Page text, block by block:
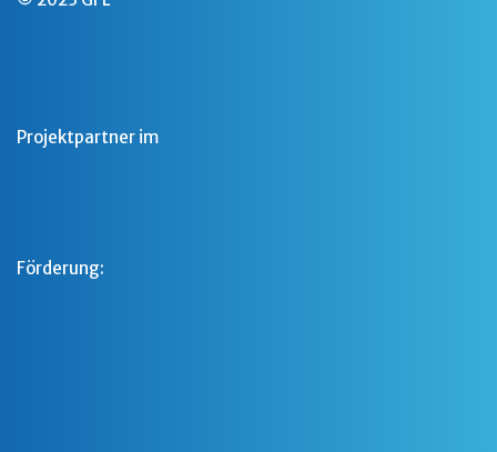
Projektpartner im
Förderung: